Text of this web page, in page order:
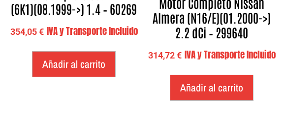
(6K1)(08.1999->) 1.4 – 60269
354,05€ IVA y Transporte Incluido
Añadir al carrito
Almera (N16/E)(01.2000->)
2.2 dCi – 299640
314,72€ IVA y Transporte Incluido
Añadir al carrito